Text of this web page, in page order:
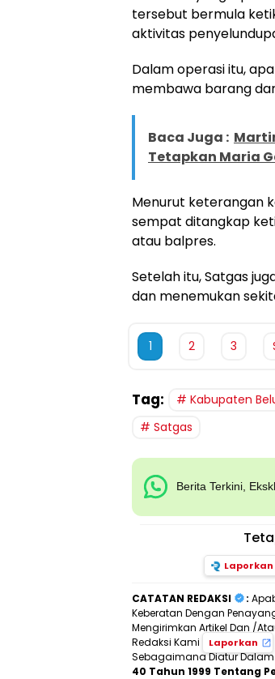
tersebut bermula
aktivitas
Dalam operasi itu,
membawa barang
Baca Juga :
Tetapkan Maria
Menurut keterangan
sempat ditangkap
atau balpres.
Setelah itu, Satgas
dan menemukan
1 2 3
Tag: Kabupaten
Satgas
Berita Terkini,
Laporkan
CATATAN REDAKSI :
Keberatan Dengan
Mengirimkan Artikel Dan /
Redaksi Kami
Laporkan
Sebagaimana Diatur Dalam
40 Tahun 1999 Tentang